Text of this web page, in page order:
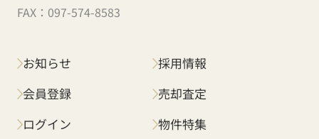
FAX： 097-574-8583
お知らせ
会員登録
ログイン
採用情報
売却査定
物件特集